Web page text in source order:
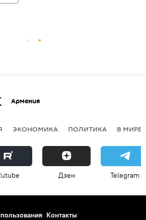
Армения
ЭКОНОМИКА ПОЛИТИКА В МИРЕ
Дзен Telegram
Контакты